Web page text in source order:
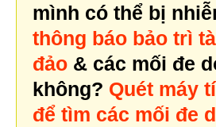
mình có thể bị
thông báo bảo trì
đảo & các mối đe
không? Quét máy
để tìm các mối đe